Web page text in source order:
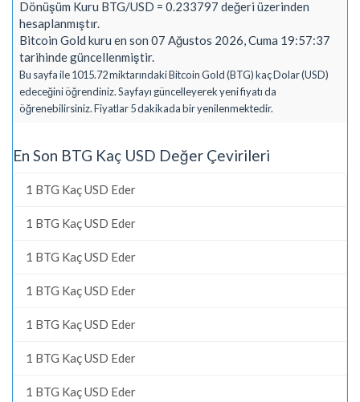
Dönüşüm Kuru BTG/USD = 0.233797 değeri üzerinden
hesaplanmıştır.
Bitcoin Gold kuru en son 07 Ağustos 2026, Cuma 19:57:37
tarihinde güncellenmiştir.
Bu sayfa ile 1015.72 miktarındaki Bitcoin Gold (BTG) kaç Dolar (USD)
edeceğini öğrendiniz. Sayfayı güncelleyerek yeni fiyatı da
öğrenebilirsiniz. Fiyatlar 5 dakikada bir yenilenmektedir.
En Son BTG Kaç USD Değer Çevirileri
1 BTG Kaç USD Eder
1 BTG Kaç USD Eder
1 BTG Kaç USD Eder
1 BTG Kaç USD Eder
1 BTG Kaç USD Eder
1 BTG Kaç USD Eder
1 BTG Kaç USD Eder